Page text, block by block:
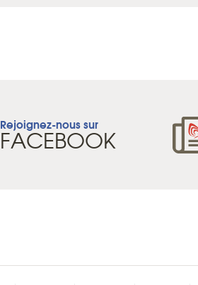
Rejoignez-nous sur
FACEBOOK